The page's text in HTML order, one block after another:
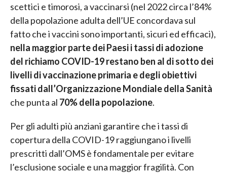
scettici e timorosi, a vaccinarsi (nel 2022 circa l’84%
della popolazione adulta dell’UE concordava sul
fatto che i vaccini sono importanti, sicuri ed efficaci),
nella maggior parte dei Paesi i tassi di adozione
del richiamo COVID-19 restano ben al di sotto dei
livelli di vaccinazione primaria e degli obiettivi
fissati dall’Organizzazione Mondiale della Sanità
che punta al 70% della popolazione.
Per gli adulti più anziani garantire che i tassi di
copertura della COVID-19 raggiungano i livelli
prescritti dall’OMS è fondamentale per evitare
l’esclusione sociale e una maggior fragilità. Con